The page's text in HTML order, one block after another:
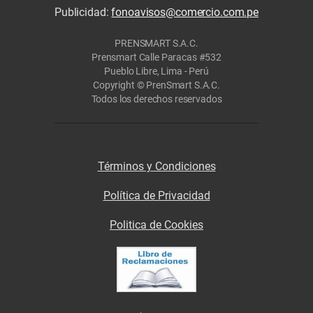
Publicidad:fonoavisos@comercio.com.pe
PRENSMART S.A.C.
Prensmart Calle Paracas #532
Pueblo Libre, Lima - Perú
Copyright © PrenSmart S.A.C.
Todos los derechos reservados
Términos y Condiciones
Política de Privacidad
Politica de Cookies